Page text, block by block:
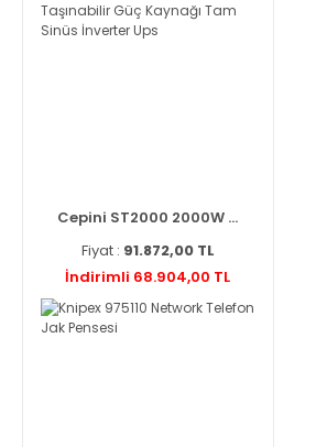
Cepini ST2000 2000W ...
Fiyat : 91.872,00 TL
İndirimli 68.904,00 TL